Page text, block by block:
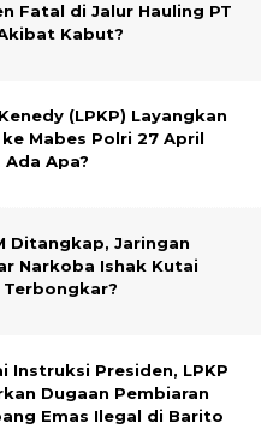
Fatal di Jalur Hauling PT
Kabut?
(LPKP) Layangkan
Mabes Polri 27 April
Apa?
Ditangkap, Jaringan
Narkoba Ishak Kutai
Terbongkar?
Instruksi Presiden, LPKP
Dugaan Pembiaran
Emas Ilegal di Barito